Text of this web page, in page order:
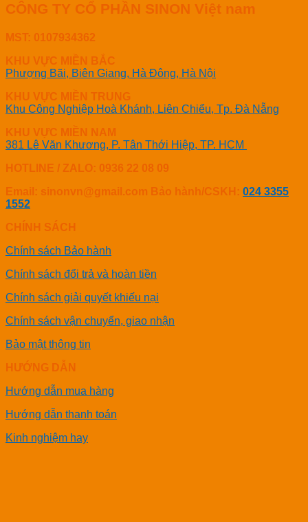
CÔNG TY CỔ PHẦN SINON Việt nam
MST: 0107934362
KHU VỰC MIỀN BẮC
Phượng Bãi, Biên Giang, Hà Đông, Hà Nội
KHU VỰC MIỀN TRUNG
Khu Công Nghiệp Hoà Khánh, Liên Chiểu, Tp. Đà Nẵng
KHU VỰC MIỀN NAM
381 Lê Văn Khương, P. Tân Thới Hiệp, TP. HCM
HOTLINE / ZALO: 0936 22 08 09
Email: sinonvn@gmail.com Bảo hành/CSKH: 024 3355
1552
CHÍNH SÁCH
Chính sách Bảo hành
Chính sách đổi trả và hoàn tiền
Chính sách giải quyết khiếu nại
Chính sách vận chuyển, giao nhận
Bảo mật thông tin
HƯỚNG DẪN
Hướng dẫn mua hàng
Hướng dẫn thanh toán
Kinh nghiệm hay